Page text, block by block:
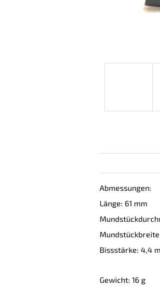
Abmessungen:
Länge: 61 mm
Bissstärke: 4,4
Gewicht: 16 g